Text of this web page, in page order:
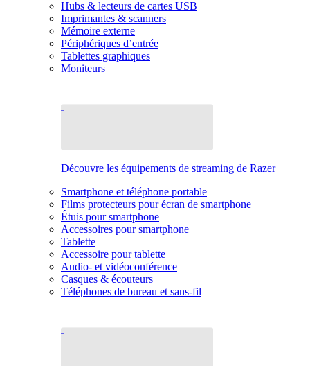
Hubs & lecteurs de cartes USB
Imprimantes & scanners
Mémoire externe
Périphériques d’entrée
Tablettes graphiques
Moniteurs
Découvre les équipements de streaming de Razer
Smartphone et téléphone portable
Films protecteurs pour écran de smartphone
Étuis pour smartphone
Accessoires pour smartphone
Tablette
Accessoire pour tablette
Audio- et vidéoconférence
Casques & écouteurs
Téléphones de bureau et sans-fil